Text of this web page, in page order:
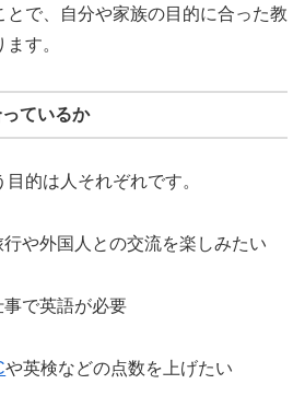
とで、自分や家族の目的に合った教
す。
ているか
的は人それぞれです。
や外国人との交流を楽しみたい
事で英語が必要
や英検などの点数を上げたい